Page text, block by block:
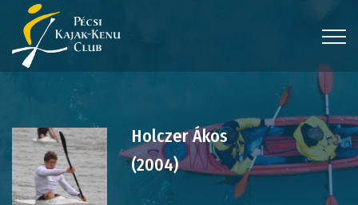
Holczer Ákos
(2004)